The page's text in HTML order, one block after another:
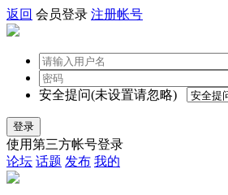
返回 会员登录 注册帐号
安全提问(未设置请忽略)
登录
使用第三方帐号登录
论坛 话题 发布 我的